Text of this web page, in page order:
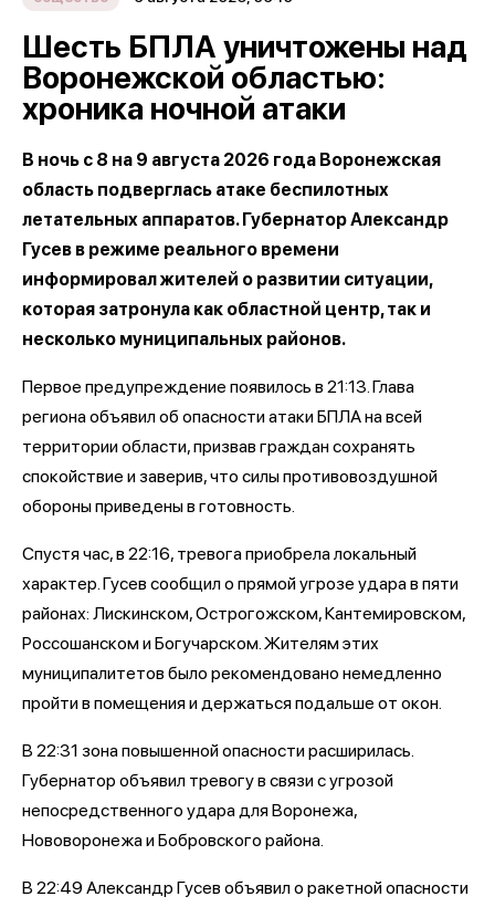
Шесть БПЛА уничтожены над
Воронежской областью:
хроника ночной атаки
В ночь с 8 на 9 августа 2026 года Воронежская
область подверглась атаке беспилотных
летательных аппаратов. Губернатор Александр
Гусев в режиме реального времени
информировал жителей о развитии ситуации,
которая затронула как областной центр, так и
несколько муниципальных районов.
Первое предупреждение появилось в 21:13. Глава
региона объявил об опасности атаки БПЛА на всей
территории области, призвав граждан сохранять
спокойствие и заверив, что силы противовоздушной
обороны приведены в готовность.
Спустя час, в 22:16, тревога приобрела локальный
характер. Гусев сообщил о прямой угрозе удара в пяти
районах: Лискинском, Острогожском, Кантемировском,
Россошанском и Богучарском. Жителям этих
муниципалитетов было рекомендовано немедленно
пройти в помещения и держаться подальше от окон.
В 22:31 зона повышенной опасности расширилась.
Губернатор объявил тревогу в связи с угрозой
непосредственного удара для Воронежа,
Нововоронежа и Бобровского района.
В 22:49 Александр Гусев объявил о ракетной опасности